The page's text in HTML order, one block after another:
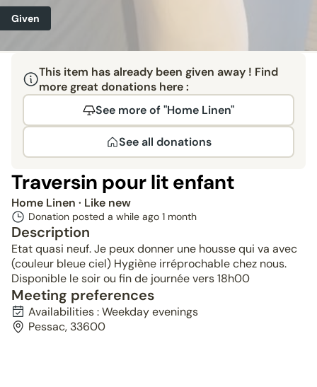
Given
This item has already been given away ! Find
more great donations here :
See more of "Home Linen"
See all donations
Traversin pour lit enfant
Home Linen · Like new
Donation posted a while ago 1 month
Description
Etat quasi neuf. Je peux donner une housse qui va avec
(couleur bleue ciel) Hygiène irréprochable chez nous.
Disponible le soir ou fin de journée vers 18h00
Meeting preferences
Availabilities : Weekday evenings
Pessac, 33600